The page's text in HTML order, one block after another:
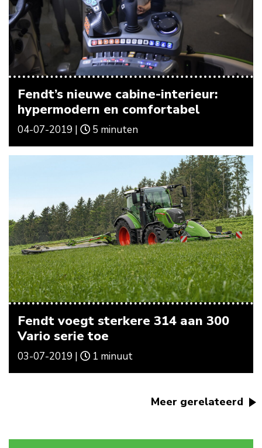
Fendt’s nieuwe cabine-interieur:
hypermodern en comfortabel
04-07-2019 | 5 minuten
Fendt voegt sterkere 314 aan 300
Vario serie toe
03-07-2019 | 1 minuut
Meer gerelateerd